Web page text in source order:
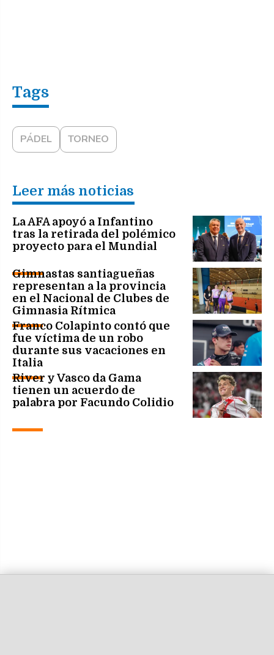
PÁDEL TORNEO
Leer más noticias
La AFA apoyó a Infantino
tras la retirada del polémico
proyecto para el Mundial
Gimnastas santiagueñas
representan a la provincia
en el Nacional de Clubes de
Gimnasia Rítmica
Franco Colapinto contó que
fue víctima de un robo
durante sus vacaciones en
Italia
River y Vasco da Gama
tienen un acuerdo de
palabra por Facundo Colidio